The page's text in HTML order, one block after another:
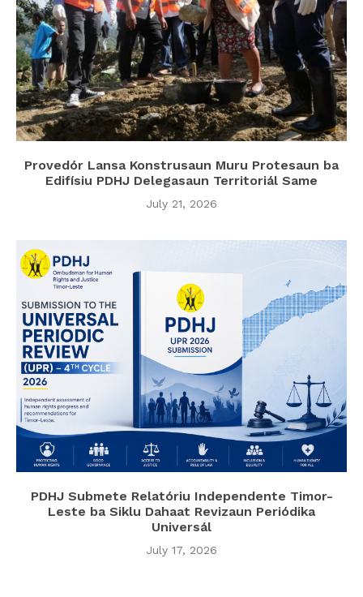
Provedór Lansa Konstrusaun Muru Protesaun ba
Edifísiu PDHJ Delegasaun Territoriál Same
July 21, 2026
PDHJ Submete Relatóriu Independente Timor-
Leste ba Siklu Dahaat Revizaun Periódika
Universál
July 17, 2026